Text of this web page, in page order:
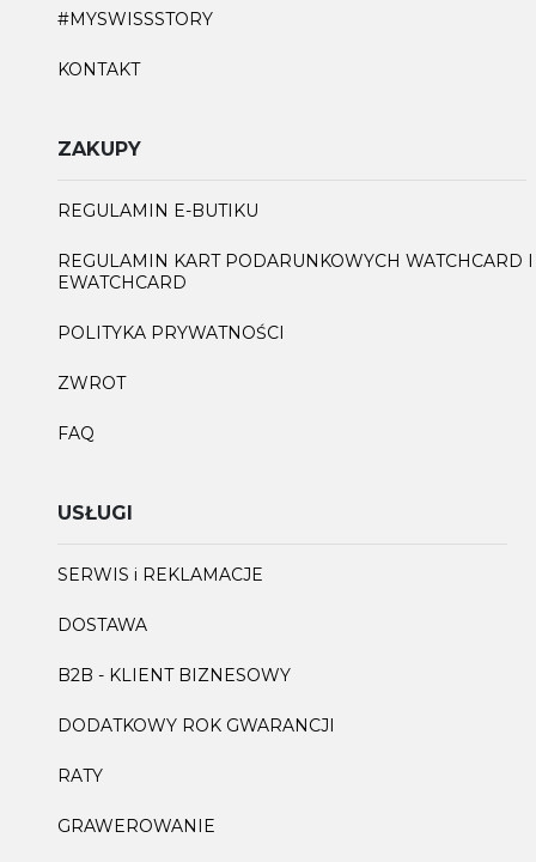
#MYSWISSSTORY
KONTAKT
ZAKUPY
REGULAMIN E-BUTIKU
REGULAMIN KART PODARUNKOWYCH WATCHCARD I
EWATCHCARD
POLITYKA PRYWATNOŚCI
ZWROT
FAQ
USŁUGI
SERWIS i REKLAMACJE
DOSTAWA
B2B - KLIENT BIZNESOWY
DODATKOWY ROK GWARANCJI
RATY
GRAWEROWANIE